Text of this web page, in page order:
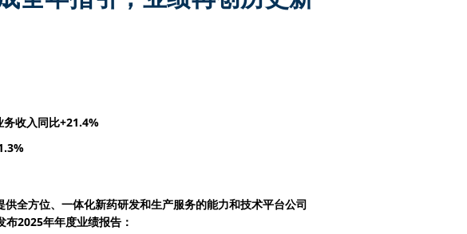
收入同比+21.4%
全方位、一体化新药研发和生产服务的能力和技术平台公司
2025年年度业绩报告：